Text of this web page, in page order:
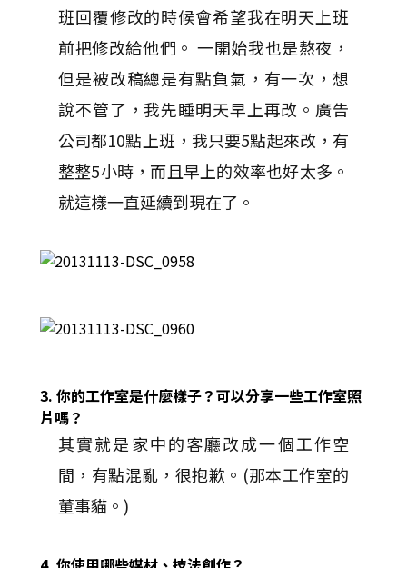
班回覆修改的時候會希望我在明天上班
前把修改給他們。 一開始我也是熬夜，
但是被改稿總是有點負氣，有一次，想
說不管了，我先睡明天早上再改。廣告
公司都10點上班，我只要5點起來改，有
整整5小時，而且早上的效率也好太多。
就這樣一直延續到現在了。
3. 你的工作室是什麼樣子？可以分享一些工作室照
片嗎？
其實就是家中的客廳改成一個工作空
間，有點混亂，很抱歉。(那本工作室的
董事貓。)